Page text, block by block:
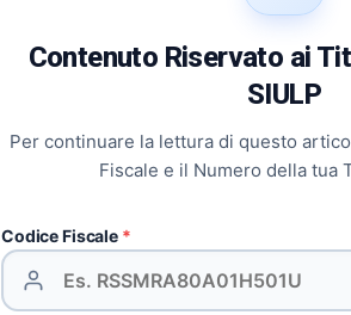
Contenuto Riservato ai
SIULP
Per continuare la lettura di questo
Fiscale e il Numero della tua
Codice Fiscale *